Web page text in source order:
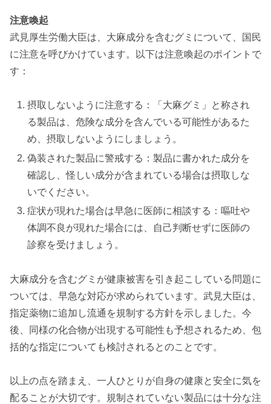
注意喚起
武見厚生労働大臣は、大麻成分を含むグミについて、国民
に注意を呼びかけています。以下は注意喚起のポイントで
す：
摂取しないように注意する：「大麻グミ」と称され
る製品は、危険な成分を含んでいる可能性があるた
め、摂取しないようにしましょう。
偽装された製品に警戒する：製品に書かれた成分を
確認し、怪しい成分が含まれている場合は摂取しな
いでください。
症状が現れた場合は早急に医師に相談する：嘔吐や
体調不良が現れた場合には、自己判断せずに医師の
診察を受けましょう。
大麻成分を含むグミが健康被害を引き起こしている問題に
ついては、早急な対応が求められています。武見大臣は、
指定薬物に追加し流通を規制する方針を示しました。今
後、同様の化合物が出現する可能性も予想されるため、包
括的な指定についても検討されるとのことです。
以上の点を踏まえ、一人ひとりが自身の健康と安全に気を
配ることが大切です。規制されていない製品には十分な注